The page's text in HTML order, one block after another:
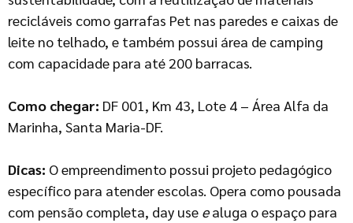
recicláveis como garrafas Pet nas paredes e caixas de
leite no telhado, e também possui área de camping
com capacidade para até 200 barracas.
Como chegar: DF 001, Km 43, Lote 4 – Área Alfa da
Marinha, Santa Maria-DF.
Dicas: O empreendimento possui projeto pedagógico
específico para atender escolas. Opera como pousada
com pensão completa, day use ealuga o espaço para